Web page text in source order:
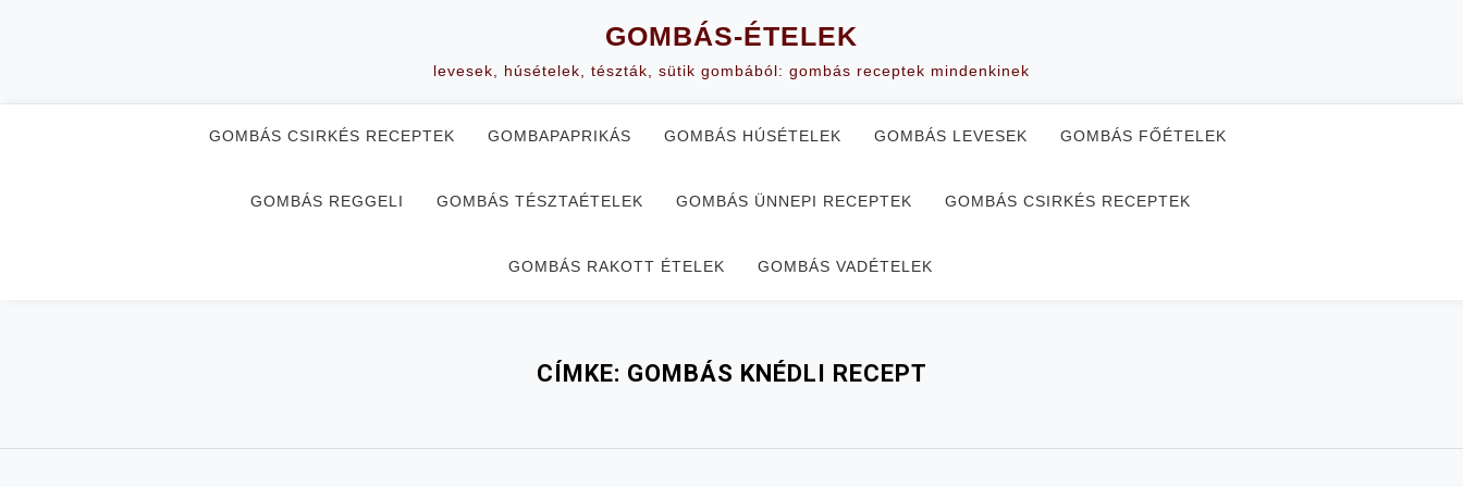
GOMBÁS-ÉTELEK
levesek, húsételek, tészták, sütik gombából: gombás receptek mindenkinek
GOMBÁS CSIRKÉS RECEPTEK GOMBAPAPRIKÁS GOMBÁS HÚSÉTELEK GOMBÁS LEVESEK GOMBÁS FŐÉTELEK
GOMBÁS REGGELI GOMBÁS TÉSZTAÉTELEK GOMBÁS ÜNNEPI RECEPTEK GOMBÁS CSIRKÉS RECEPTEK
GOMBÁS RAKOTT ÉTELEK GOMBÁS VADÉTELEK
CÍMKE: GOMBÁS KNÉDLI RECEPT